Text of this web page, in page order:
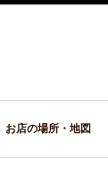
お店の場所・地図